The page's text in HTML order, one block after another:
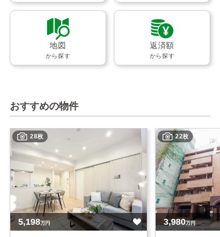
地図
から探す
返済額
から探す
おすすめの物件
28枚
5,198万円
22枚
3,980万円